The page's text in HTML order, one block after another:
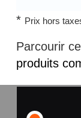
* Prix hors
Parcourir
produits